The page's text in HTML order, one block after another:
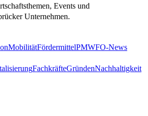
Events und
Unternehmen.
MobilitätFördermittelPMWFO-News
FachkräfteGründenNachhaltigkeit